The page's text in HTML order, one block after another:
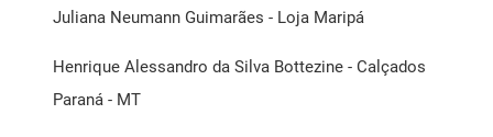
Juliana Neumann Guimarães - Loja Maripá
Henrique Alessandro da Silva Bottezine - Calçados
Paraná - MT